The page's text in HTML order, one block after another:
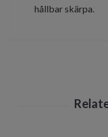
hållbar skärpa.